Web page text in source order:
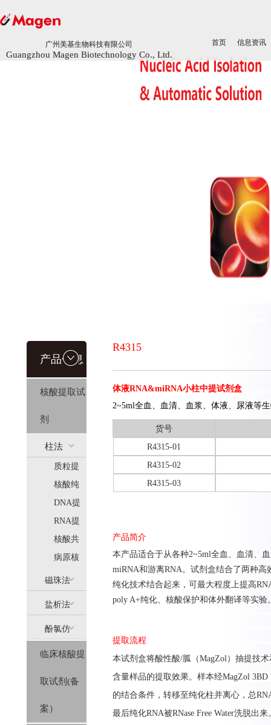
广州美基生物科技有限公司
Guangzhou Magen Biotechnology Co., Ltd.
首页 信息资讯
广州美基生物科技有限公司
Guangzhou Magen Biotechnology Co., Ltd.
首页 信息资讯
产品信息
核酸提取试
剂
柱法
质粒提
取
核酸纯
化
DNA提
取
RNA提
取
核酸共
提
(AllPure)
病原核
酸提取
磁珠法
(MagPure)
盐析法
(SolPure)
酚氯仿
(Trizol系
列）
临床核酸提
取试剂(备
案）
R4315
体液RNA&miRNA小柱中提试剂盒
2~5ml全血、血清、血浆、体液、尿液等
货号
R4315-01
R4315-02
R4315-03
产品简介
本产品适合于从各种2~5ml全血、血清、
miRNA和游离RNA。试剂盒结合了两种高
纯化技术结合起来，可最大程度上提高
poly A+纯化、核酸保护和体外翻译等实验
提取流程
本试剂盒将酸性酸/胍（MagZol）抽提技术
含量样品的提取效果。 样本经MagZol 3BD
的结合条件 ，转移至纯化柱并离心， 总
最后纯化RNA被RNase Free Water洗脱出来